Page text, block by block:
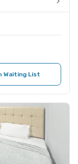
Waiting List